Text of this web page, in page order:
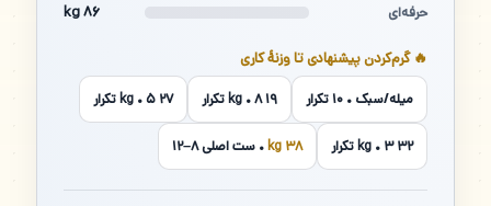
حرفه‌ای ۸۶ kg
🔥 گرم‌کردن پیشنهادی تا وزنهٔ کاری
میله/سبک • ۱۰ تکرار ۱۹ kg • ۸ تکرار ۲۷ kg • ۵ تکرار
۳۲ kg • ۳ تکرار ۳۸ kg • ست اصلی ۸–۱۲